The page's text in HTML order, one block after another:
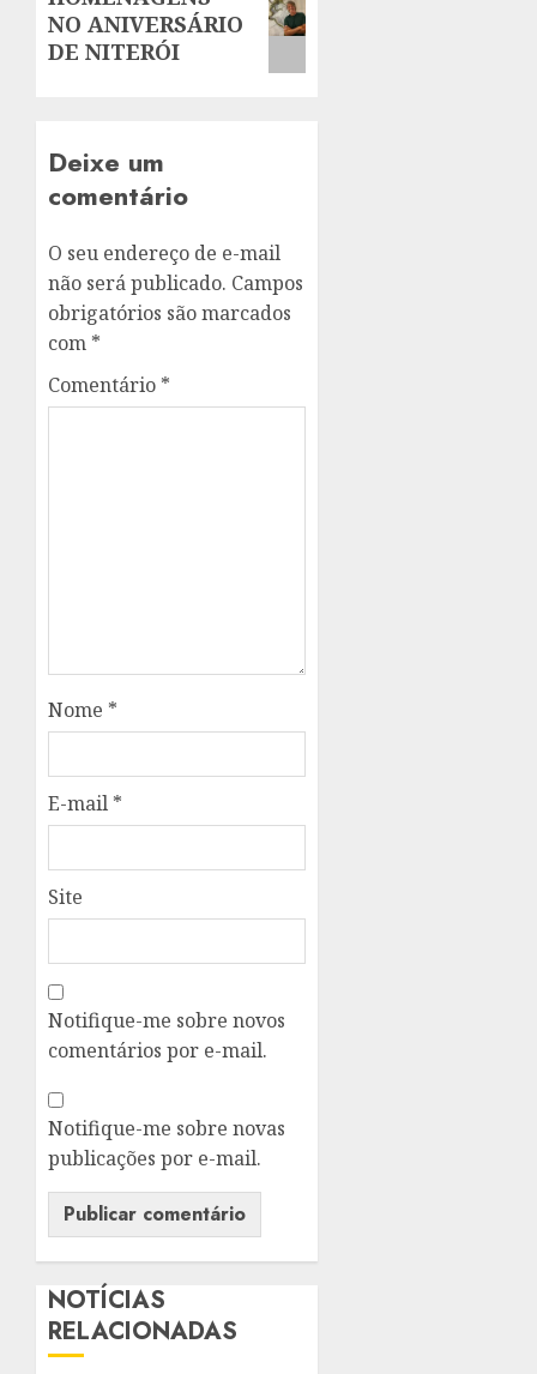
post:
NO ANIVERSÁRIO
DE NITERÓI
Deixe um
comentário
O seu endereço de e-mail
não será publicado. Campos
obrigatórios são marcados
com *
Comentário *
Nome *
E-mail *
Site
Notifique-me sobre novos
comentários por e-mail.
Notifique-me sobre novas
publicações por e-mail.
NOTÍCIAS
RELACIONADAS